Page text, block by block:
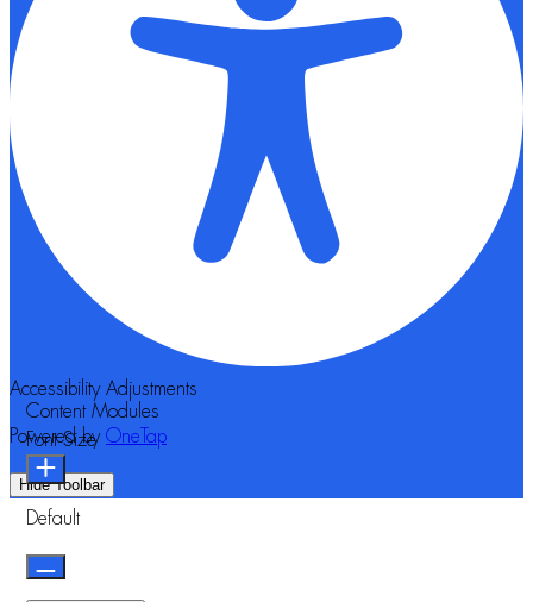
Accessibility Adjustments
Powered by OneTap
Hide Toolbar
Content Modules
Font Size
Default